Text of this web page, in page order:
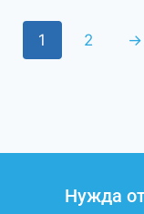
1 2 →
Нужда